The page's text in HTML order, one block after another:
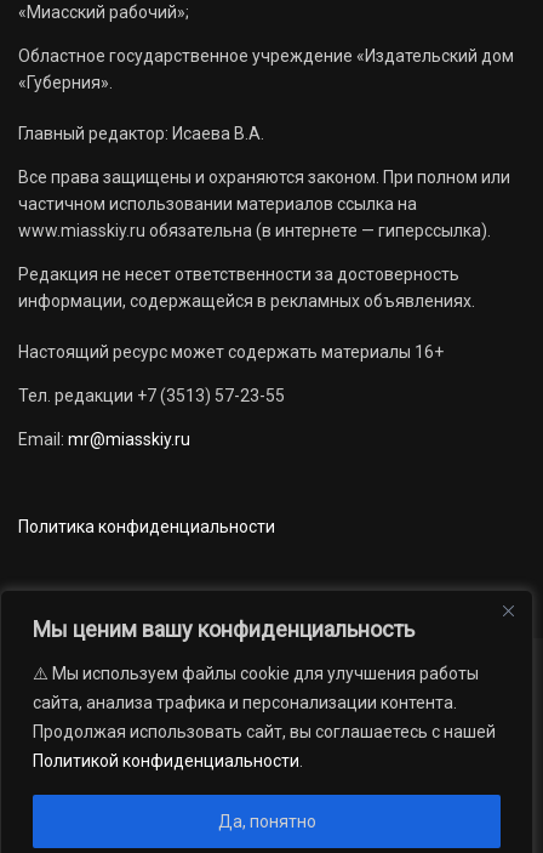
Мы ценим вашу конфиденциальность
⚠️ Мы используем файлы cookie для улучшения работы
сайта, анализа трафика и персонализации контента.
Продолжая использовать сайт, вы соглашаетесь с нашей
Политикой конфиденциальности
Да, понятно
«Миасский рабочий»;
Областное государственное учреждение «Издательский дом
«Губерния».
Главный редактор: Исаева В.А.
Все права защищены и охраняются законом. При полном или
частичном использовании материалов ссылка на
www.miasskiy.ru обязательна (в интернете — гиперссылка).
Редакция не несет ответственности за достоверность
информации, содержащейся в рекламных объявлениях.
Настоящий ресурс может содержать материалы 16+
Тел. редакции +7 (3513) 57-23-55
Email: mr@miasskiy.ru
Политика конфиденциальности
Новости Наши проекты
Официально
АРХИВ
16+
газеты «Миасский рабочий»; Областное государственное учреждение
«Издательский дом «Губерния». Все права защищены.
Андрей Петрович Попов